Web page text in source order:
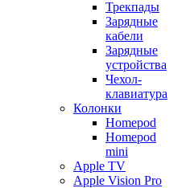
Трекпады
Зарядные
кабели
Зарядные
устройства
Чехол-
клавиатура
Колонки
Homepod
Homepod
mini
Apple TV
Apple Vision Pro